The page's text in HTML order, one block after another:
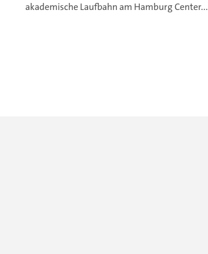
akademische Laufbahn am Hamburg Center...